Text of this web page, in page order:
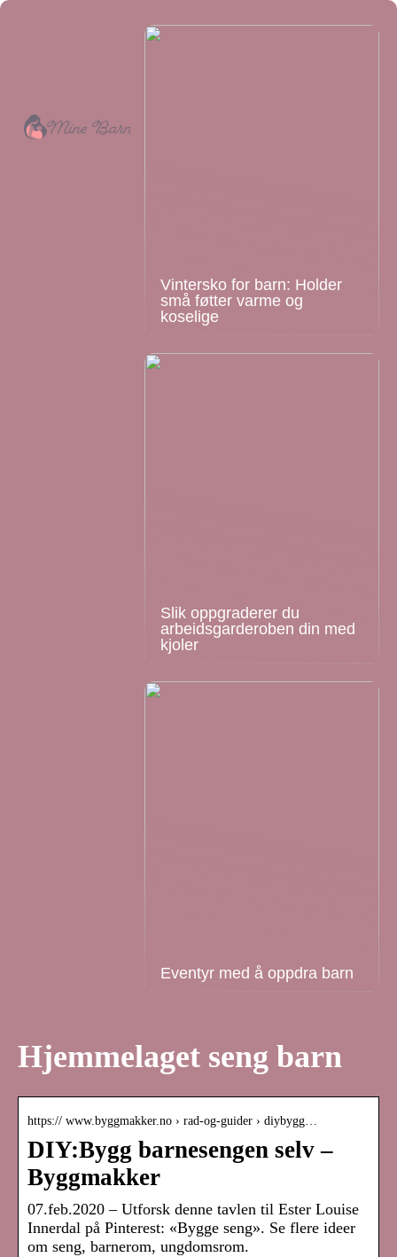
Vintersko for barn: Holder
små føtter varme og
koselige
Slik oppgraderer du
arbeidsgarderoben din med
kjoler
Eventyr med å oppdra barn
Hjemmelaget seng barn
https:// www.byggmakker.no › rad-og-guider › diybygg…
DIY:Bygg barnesengen selv –
Byggmakker
07.feb.2020 – Utforsk denne tavlen til Ester Louise
Innerdal på Pinterest: «Bygge seng». Se flere ideer
om seng, barnerom, ungdomsrom.